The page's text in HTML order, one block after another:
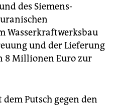
des Siemens-
Wasserkraftwerksbau
und der Lieferung
8 Millionen Euro zur
Putsch gegen den